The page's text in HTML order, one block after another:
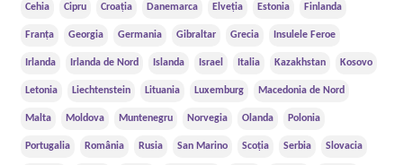
Cehia Cipru Croația Danemarca Elveția Estonia Finlanda
Franța Georgia Germania Gibraltar Grecia Insulele Feroe
Irlanda Irlanda de Nord Islanda Israel Italia Kazakhstan Kosovo
Letonia Liechtenstein Lituania Luxemburg Macedonia de Nord
Malta Moldova Muntenegru Norvegia Olanda Polonia
Portugalia România Rusia San Marino Scoția Serbia Slovacia